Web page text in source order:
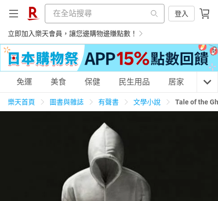
登入
立即加入樂天會員，讓您邊購物邊賺點數！
購物網分類
美食蛋糕
3C家電 運動休閒
免運 美食 保健 民生用品 居家 3C
樂天首頁 圖書與雜誌 有聲書 文學小說 Tale of the